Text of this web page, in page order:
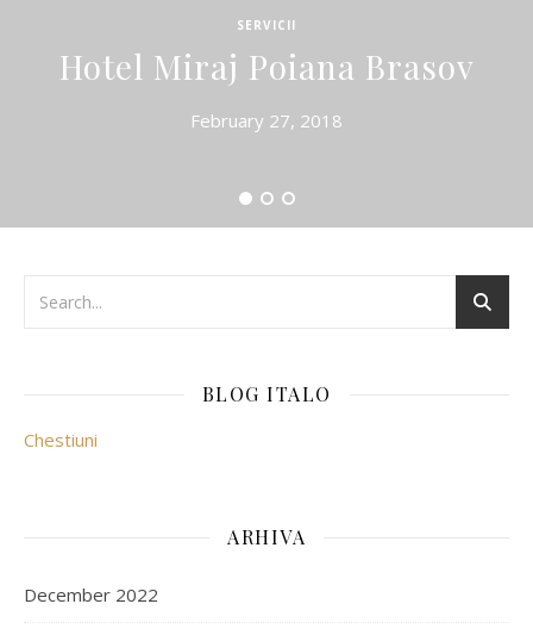
SERVICII
Hotel Miraj Poiana Brasov
February 27, 2018
BLOG ITALO
Chestiuni
ARHIVA
December 2022